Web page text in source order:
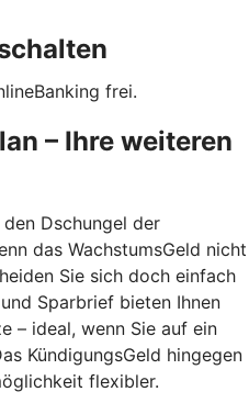
frei.
– Ihre weiteren
Dschungel der
das WachstumsGeld nicht
Sie sich doch einfach
Sparbrief bieten Ihnen
– ideal, wenn Sie auf ein
KündigungsGeld hingegen
flexibler.